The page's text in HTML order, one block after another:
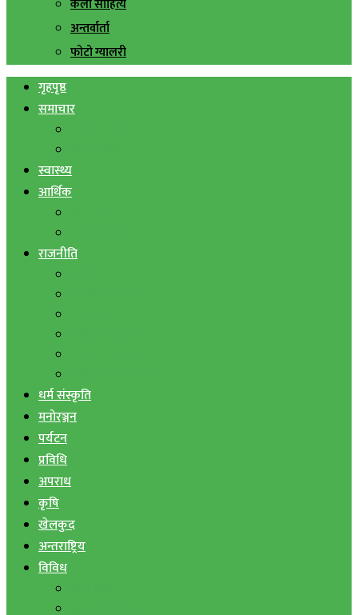
कला साहित्य
अन्तर्वार्ता
फोटो ग्यालरी
गृहपृष्ठ
समाचार
स्वास्थ्य
आर्थिक
राजनीति
धर्म संस्कृति
मनोरञ्जन
पर्यटन
प्रविधि
अपराध
कृषि
खेलकुद
अन्तराष्ट्रिय
विविध